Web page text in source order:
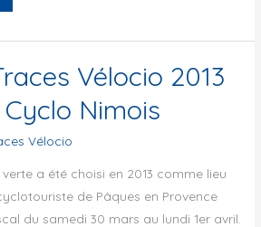
Vélocio 2013
Nimois
Vélocio
a été choisi en 2013 comme lieu
de Pâques en Provence
du samedi 30 mars au lundi 1er avril.